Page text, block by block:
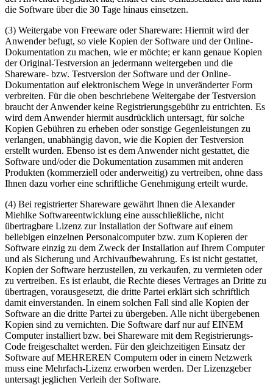
die Software über die 30 Tage hinaus einsetzen.
(3) Weitergabe von Freeware oder Shareware: Hiermit wird der
Anwender befugt, so viele Kopien der Software und der Online-
Dokumentation zu machen, wie er möchte; er kann genaue Kopien
der Original-Testversion an jedermann weitergeben und die
Shareware- bzw. Testversion der Software und der Online-
Dokumentation auf elektronischem Wege in unveränderter Form
verbreiten. Für die oben beschriebene Weitergabe der Testversion
braucht der Anwender keine Registrierungsgebühr zu entrichten. Es
wird dem Anwender hiermit ausdrücklich untersagt, für solche
Kopien Gebühren zu erheben oder sonstige Gegenleistungen zu
verlangen, unabhängig davon, wie die Kopien der Testversion
erstellt wurden. Ebenso ist es dem Anwender nicht gestattet, die
Software und/oder die Dokumentation zusammen mit anderen
Produkten (kommerziell oder anderweitig) zu vertreiben, ohne dass
Ihnen dazu vorher eine schriftliche Genehmigung erteilt wurde.
(4) Bei registrierter Shareware gewährt Ihnen die Alexander
Miehlke Softwareentwicklung eine ausschließliche, nicht
übertragbare Lizenz zur Installation der Software auf einem
beliebigen einzelnen Personalcomputer bzw. zum Kopieren der
Software einzig zu dem Zweck der Installation auf Ihrem Computer
und als Sicherung und Archivaufbewahrung. Es ist nicht gestattet,
Kopien der Software herzustellen, zu verkaufen, zu vermieten oder
zu vertreiben. Es ist erlaubt, die Rechte dieses Vertrages an Dritte zu
übertragen, vorausgesetzt, die dritte Partei erklärt sich schriftlich
damit einverstanden. In einem solchen Fall sind alle Kopien der
Software an die dritte Partei zu übergeben. Alle nicht übergebenen
Kopien sind zu vernichten. Die Software darf nur auf EINEM
Computer installiert bzw. bei Shareware mit dem Registrierungs-
Code freigeschaltet werden. Für den gleichzeitigen Einsatz der
Software auf MEHREREN Computern oder in einem Netzwerk
muss eine Mehrfach-Lizenz erworben werden. Der Lizenzgeber
untersagt jeglichen Verleih der Software.